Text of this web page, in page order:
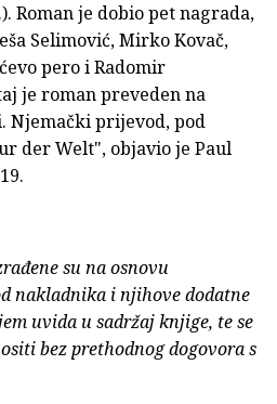
Roman je dobio pet nagrada,
Selimović, Mirko Kovač,
pero i Radomir
je roman preveden na
Njemački prijevod, pod
der Welt", objavio je Paul
su na osnovu
nakladnika i njihove dodatne
uvida u sadržaj knjige, te se
bez prethodnog dogovora s